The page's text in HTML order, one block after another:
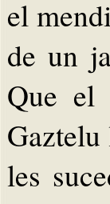
el
de un
Que el
les